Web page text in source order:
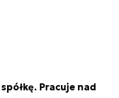
Pracuje nad